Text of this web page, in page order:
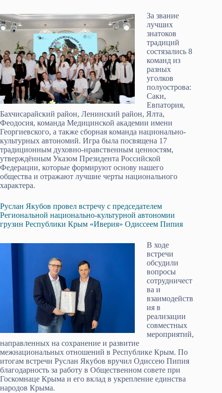
За звание
лучших
знатоков
традиций
состязались 8
команд из
разных
уголков
полуострова:
Саки,
Евпатория,
Бахчисарайский район, Ленинский район, Ялта,
Феодосия, команда Медицинской академии имени
Георгиевского, а также сборная команда национально-
культурных автономий. Игра была посвящена 17
традиционным духовно-нравственным ценностям,
утверждённым Указом Президента Российской
Федерации, которые формируют основу нашего
общества и отражают лучшие черты национального
характера.
Руслан Якубов провел встречу с председателем
Региональной национально-культурной автономии
грузин Республики Крым «Иверия» Одиссеем Пипия
В ходе
встречи
обсудили
вопросы
сотрудничест
ва и
взаимодейств
ия в
реализации
совместных
мероприятий,
направленных на сохранение и развитие
межнациональных отношений в Республике Крым. По
итогам встречи Руслан Якубов вручил Одиссею Пипия
благодарность за работу в Общественном совете при
Госкомнаце Крыма и его вклад в укреп­ление единства
народов Крыма.